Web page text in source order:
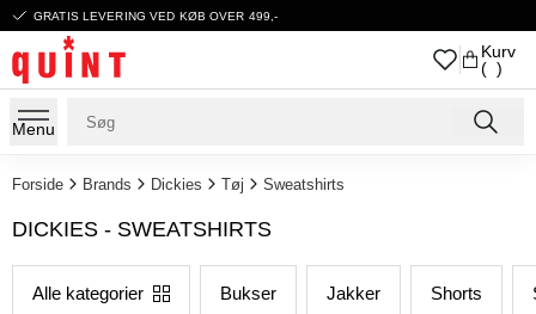
GRATIS LEVERING VED KØB OVER 499,-
Kurv
( )
Menu
Forside Brands Dickies Tøj Sweatshirts
DICKIES - SWEATSHIRTS
Alle kategorier Bukser Jakker Shorts